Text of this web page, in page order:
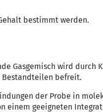
bestimmt werden.
Gasgemisch wird durch
Bestandteilen befreit.
der Probe in
einem geeigneten